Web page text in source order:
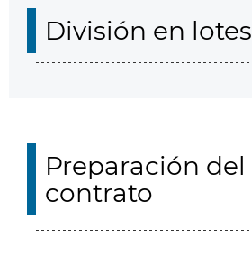
División en lotes
Preparación del
contrato